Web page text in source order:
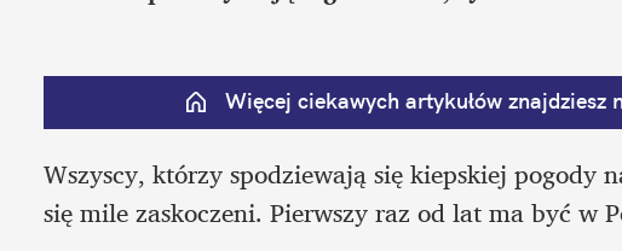
Więcej ciekawych artykułów znajdziesz
Wszyscy, którzy spodziewają się kiepskiej pogody
się mile zaskoczeni. Pierwszy raz od lat ma być w